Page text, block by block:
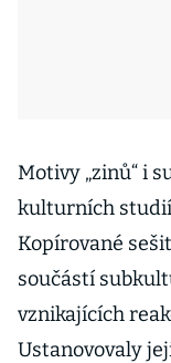
Motivy „zinů“ i
kulturních
Kopírované
součástí
vznikajících
Ustanovovaly